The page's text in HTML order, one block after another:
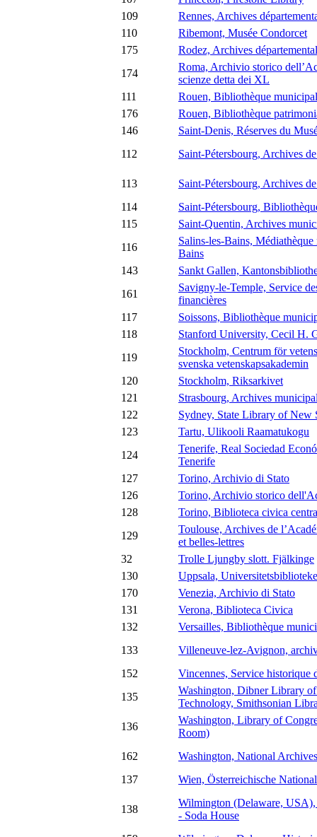
109
Rennes, Archives
110
Ribemont, Musée Condorcet
175
Rodez, Archives
174
Roma, Archivio storico
scienze detta dei XL
111
Rouen, Bibliothèque
176
Rouen, Bibliothèque
146
Saint-Denis, Réserves du
112
Saint-Pétersbourg, Archives
113
Saint-Pétersbourg, Archives
114
Saint-Pétersbourg,
115
Saint-Quentin, Archives
116
Salins-les-Bains,
Bains
143
Sankt Gallen,
161
Savigny-le-Temple, Service
financières
117
Soissons, Bibliothèque
118
Stanford University, Cecil H.
119
Stockholm, Centrum för
svenska vetenskapsakademin
120
Stockholm, Riksarkivet
121
Strasbourg, Archives
122
Sydney, State Library of New
123
Tartu, Ulikooli Raamatukogu
124
Tenerife, Real Sociedad
Tenerife
127
Torino, Archivio di Stato
126
Torino, Archivio storico
128
Torino, Biblioteca civica
129
Toulouse, Archives de
et belles-lettres
32
Trolle Ljungby slott. Fjälkinge
130
Uppsala,
170
Venezia, Archivio di Stato
131
Verona, Biblioteca Civica
132
Versailles, Bibliothèque
133
Villeneuve-lez-Avignon,
152
Vincennes, Service historique
135
Washington, Dibner Library
Technology, Smithsonian
136
Washington, Library of
Room)
162
Washington, National Archives
137
Wien, Österreichische
138
Wilmington (Delaware,
- Soda House